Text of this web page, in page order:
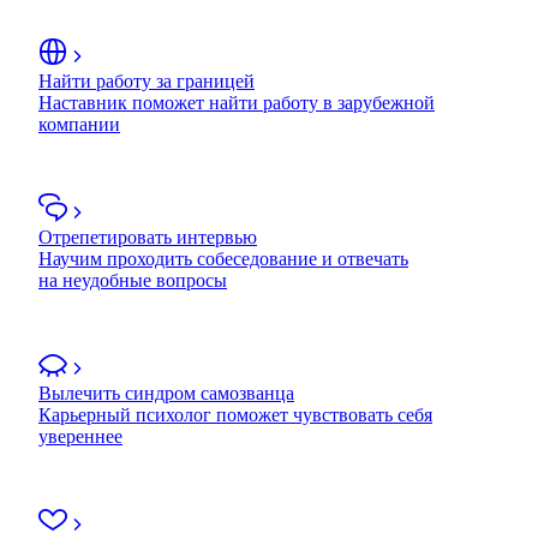
Найти работу за границей
Наставник поможет найти работу в зарубежной
компании
Отрепетировать интервью
Научим проходить собеседование и отвечать
на неудобные вопросы
Вылечить синдром самозванца
Карьерный психолог поможет чувствовать себя
увереннее